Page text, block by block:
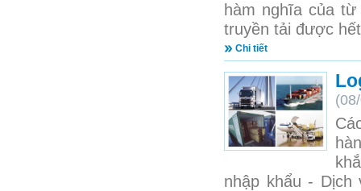
hàm nghĩa của
truyền tải được
Chi tiết
nhập khẩu -